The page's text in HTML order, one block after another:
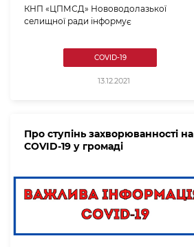
КНП «ЦПМСД» Нововодолазької
селищної ради інформує
COVID-19
13.12.2021
Про ступінь захворюванності на
COVID-19 у громаді